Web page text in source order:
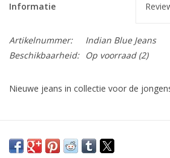
Informatie
Artikelnummer:
Indian Blue Jeans
Beschikbaarheid:
Op voorraad(2)
Nieuwe jeans in collectie voor de